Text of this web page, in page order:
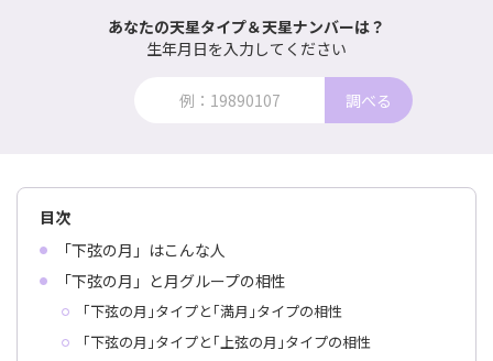
あなたの天星タイプ＆天星ナンバーは？
生年月日を入力してください
調べる
目次
「下弦の月」はこんな人
「下弦の月」と月グループの相性
｢下弦の月｣タイプと｢満月｣タイプの相性
｢下弦の月｣タイプと｢上弦の月｣タイプの相性